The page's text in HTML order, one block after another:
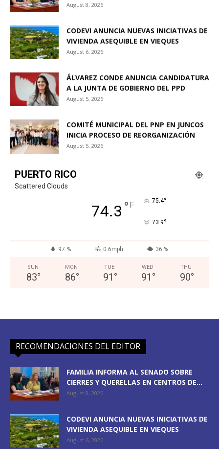
August 8, 2026
CODEVI ANUNCIA NUEVAS INICIATIVAS DE
VIVIENDA ASEQUIBLE EN VIEQUES
August 6, 2026
ÁLVAREZ CONDE ANUNCIA CANDIDATURA
A LA JUNTA DE GOBIERNO DEL PPD
August 5, 2026
COMITÉ MUNICIPAL DEL PNP EN JUNCOS
INICIA PROCESO DE REORGANIZACIÓN
August 5, 2026
PUERTO RICO
Scattered Clouds
74.3 ° F 75.4°
73.9°
97 % 0.6mph 36 %
SUN
83°
MON
86°
TUE
91 °
WED
91 °
THU
90°
RECOMENDACIONES DEL EDITOR
FAMILIA INFORMA AL SENADO SOBRE
CIERRES Y QUERELLAS EN CENTROS DE...
August 8, 2026
CODEVI ANUNCIA NUEVAS INICIATIVAS DE
VIVIENDA ASEQUIBLE EN VIEQUES
August 6, 2026